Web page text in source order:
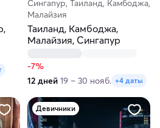
Сингапур, Таиланд, Камбоджа,
Малайзия
Таиланд, Камбоджа,
Малайзия, Сингапур
-7%
12 дней 19 – 30 нояб. +4 даты
Девичники